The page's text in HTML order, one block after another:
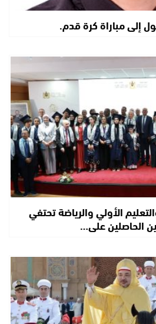
إلى مباراة كرة قدم.
الأولي والرياضة تحتفي
الحاصلين على…